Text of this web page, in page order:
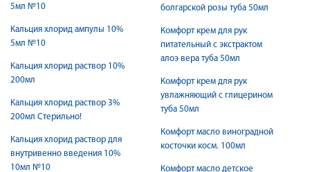
5мл №10
Кальция хлорид ампулы 10%
5мл №10
Кальция хлорид раствор 10%
200мл
Кальция хлорид раствор 3%
200мл Стерильно!
Кальция хлорид раствор для
внутривенно введения 10%
10мл №10
болгарской розы туба 50мл
Комфорт крем для рук
питательный с экстрактом
алоэ вера туба 50мл
Комфорт крем для рук
увлажняющий с глицерином
туба 50мл
Комфорт масло виноградной
косточки косм. 100мл
Комфорт масло детское